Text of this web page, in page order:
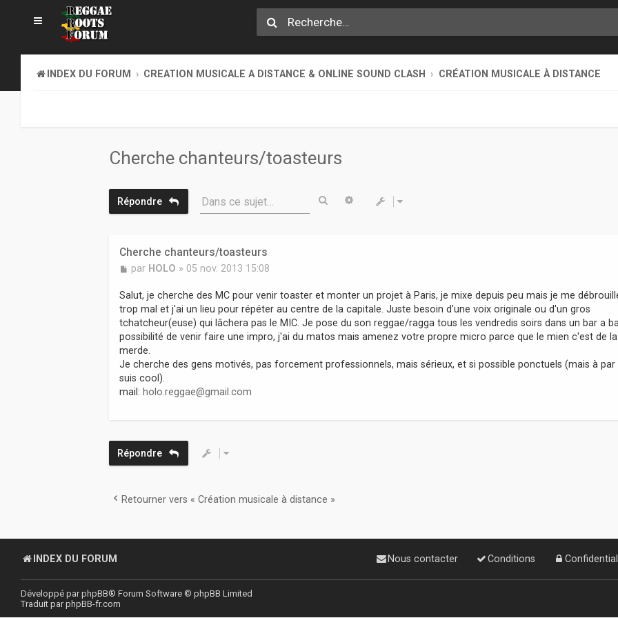
INDEX DU FORUM CREATION MUSICALE A DISTANCE & ONLINE SOUND CLASH CRÉATION MUSICALE À DISTANCE
Cherche chanteurs/toasteurs
Répondre Dans ce sujet… RechercherRecherche avancée
Cherche chanteurs/toasteurs
M
s
a
g
e
par HOLO » 05 nov. 2013 15:08
Salut, je cherche des MC pour venir toaster et monter un projet à Paris, je mixe depuis peu mais je me
trop mal et j'ai un lieu pour répéter au centre de la capitale. Juste besoin d'une voix originale ou d'un gros
tchatcheur(euse) qui lâchera pas le MIC. Je pose du son reggae/ragga tous les vendredis soirs dans un bar a
possibilité de venir faire une impro, j'ai du matos mais amenez votre propre micro parce que le mien c'est de la
merde.
Je cherche des gens motivés, pas forcement professionnels, mais sérieux, et si possible ponctuels (mais à par
suis cool).
mail: holo.reggae@gmail.com
Répondre
Retourner vers « Création musicale à distance »
INDEX DU FORUM Conditions
Nous contacter
Développé parphpBB® Forum Software © phpBB Limited
Traduit parphpBB-fr.com